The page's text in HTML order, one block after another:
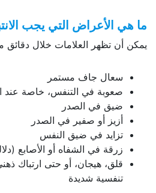
ما هي الأعراض التي يجب
يمكن أن تظهر العلامات خلال دقائق
سعال جاف مستمر
صعوبة في التنفس، خاصة عند
ضيق في الصدر
أزيز أو صفير في الصدر
تزايد في ضيق النفس
زرقة في الشفاه أو الأصابع
قلق، هيجان، أو حتى ارتباك
تنفسية شديدة